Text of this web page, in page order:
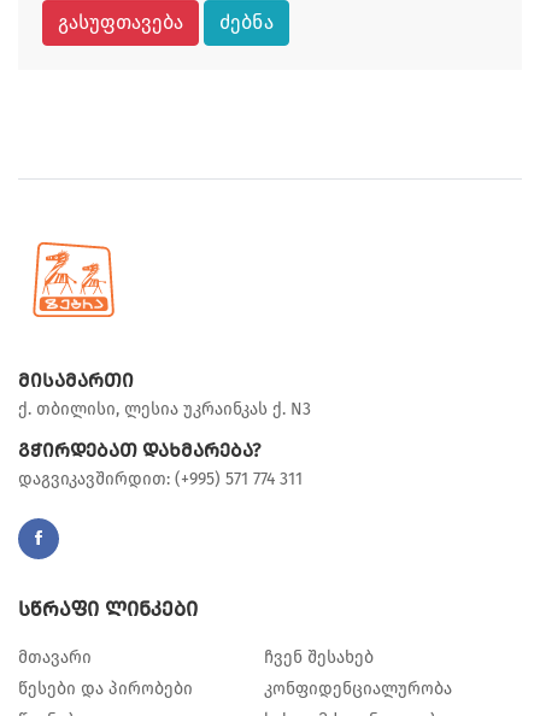
გასუფთავება ძებნა
მისამართი
ქ. თბილისი, ლესია უკრაინკას ქ. N3
გჭირდებათ დახმარება?
დაგვიკავშირდით: (+995) 571 774 311
სწრაფი ლინკები
მთავარი
ჩვენ შესახებ
წესები და პირობები
კონფიდენციალურობა